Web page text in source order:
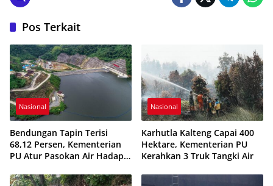
Pos Terkait
Nasional
Bendungan Tapin Terisi
68,12 Persen, Kementerian
PU Atur Pasokan Air Hadapi
Nasional
Karhutla Kalteng Capai 400
Hektare, Kementerian PU
Kerahkan 3 Truk Tangki Air